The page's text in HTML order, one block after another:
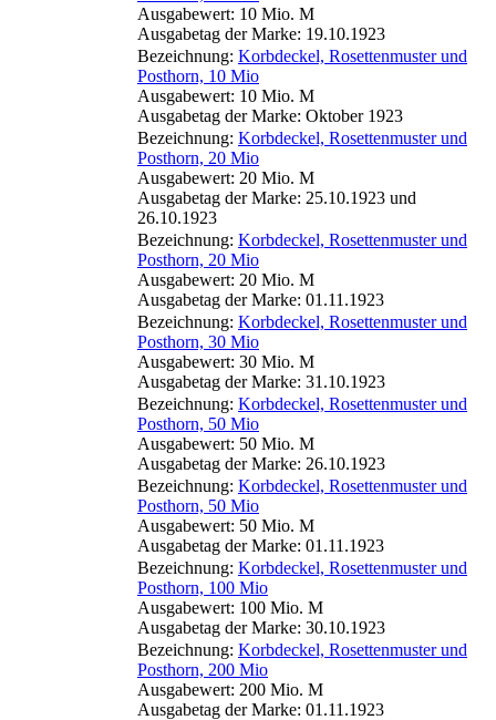
Ausgabewert: 10 Mio. M
Ausgabetag der Marke: 19.10.1923
Bezeichnung: Korbdeckel, Rosettenmuster und
Posthorn, 10 Mio
Ausgabewert: 10 Mio. M
Ausgabetag der Marke: Oktober 1923
Bezeichnung: Korbdeckel, Rosettenmuster und
Posthorn, 20 Mio
Ausgabewert: 20 Mio. M
Ausgabetag der Marke: 25.10.1923 und
26.10.1923
Bezeichnung: Korbdeckel, Rosettenmuster und
Posthorn, 20 Mio
Ausgabewert: 20 Mio. M
Ausgabetag der Marke: 01.11.1923
Bezeichnung: Korbdeckel, Rosettenmuster und
Posthorn, 30 Mio
Ausgabewert: 30 Mio. M
Ausgabetag der Marke: 31.10.1923
Bezeichnung: Korbdeckel, Rosettenmuster und
Posthorn, 50 Mio
Ausgabewert: 50 Mio. M
Ausgabetag der Marke: 26.10.1923
Bezeichnung: Korbdeckel, Rosettenmuster und
Posthorn, 50 Mio
Ausgabewert: 50 Mio. M
Ausgabetag der Marke: 01.11.1923
Bezeichnung: Korbdeckel, Rosettenmuster und
Posthorn, 100 Mio
Ausgabewert: 100 Mio. M
Ausgabetag der Marke: 30.10.1923
Bezeichnung: Korbdeckel, Rosettenmuster und
Posthorn, 200 Mio
Ausgabewert: 200 Mio. M
Ausgabetag der Marke: 01.11.1923